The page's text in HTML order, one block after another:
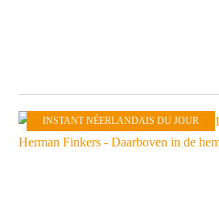
INSTANT NÉERLANDAIS DU JOUR